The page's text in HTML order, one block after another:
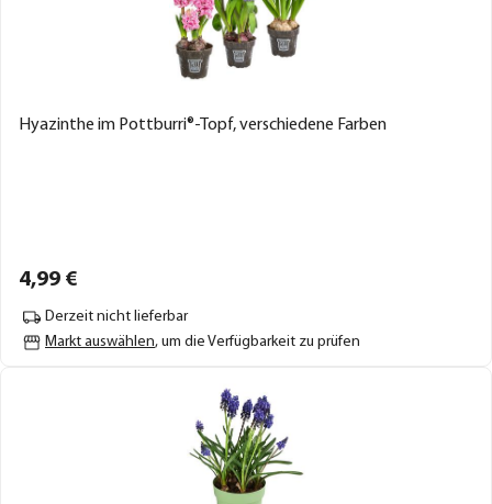
Hyazinthe im Pottburri®-Topf, verschiedene Farben
4,99 €
Derzeit nicht lieferbar
Markt auswählen, um die Verfügbarkeit zu prüfen